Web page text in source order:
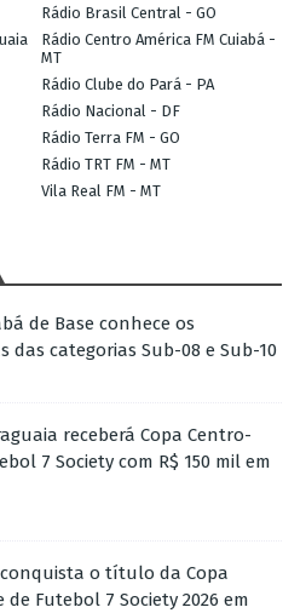
Rádio Brasil Central - GO
Rádio Centro América FM Cuiabá -
MT
Rádio Clube do Pará - PA
Rádio Nacional - DF
Rádio Terra FM - GO
Rádio TRT FM - MT
Vila Real FM - MT
de Base conhece os
das categorias Sub-08 e Sub-10
receberá Copa Centro-
7 Society com R$ 150 mil em
o título da Copa
de Futebol 7 Society 2026 em